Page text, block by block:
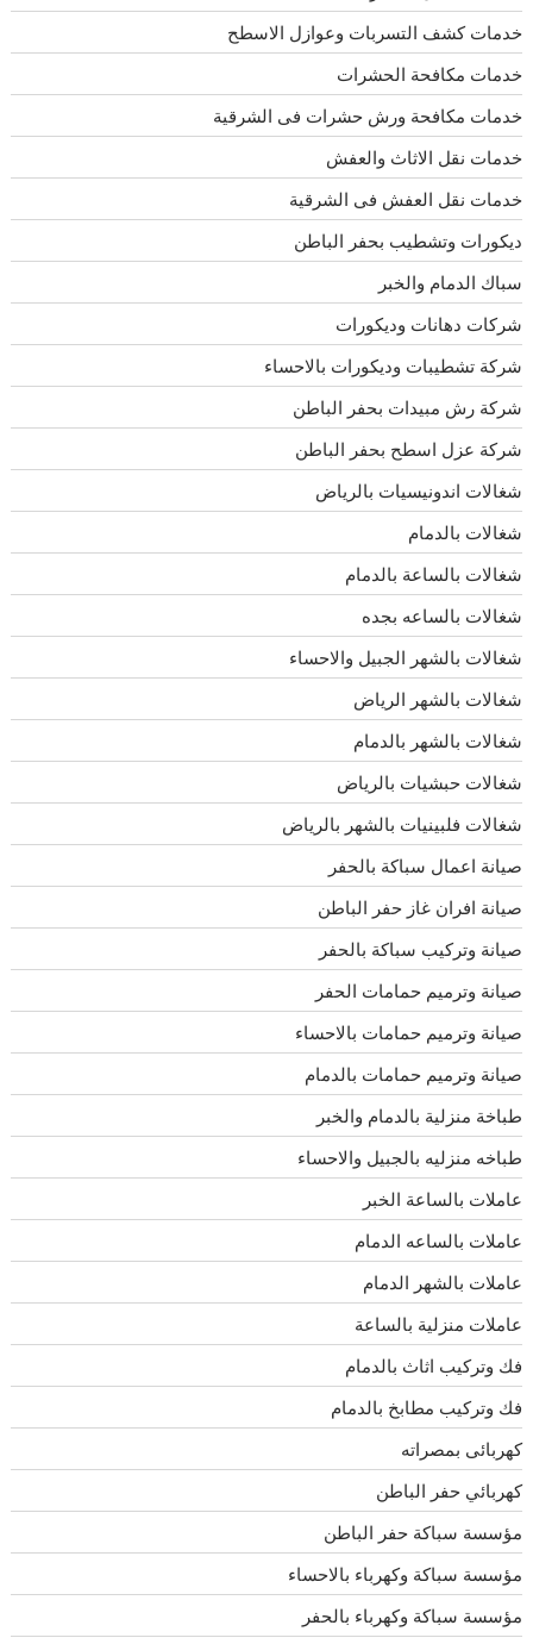
خدمات كشف التسربات وعوازل الاسطح
خدمات مكافحة الحشرات
خدمات مكافحة ورش حشرات فى الشرقية
خدمات نقل الاثاث والعفش
خدمات نقل العفش فى الشرقية
ديكورات وتشطيب بحفر الباطن
سباك الدمام والخبر
شركات دهانات وديكورات
شركة تشطيبات وديكورات بالاحساء
شركة رش مبيدات بحفر الباطن
شركة عزل اسطح بحفر الباطن
شغالات اندونيسيات بالرياض
شغالات بالدمام
شغالات بالساعة بالدمام
شغالات بالساعه بجده
شغالات بالشهر الجبيل والاحساء
شغالات بالشهر الرياض
شغالات بالشهر بالدمام
شغالات حبشيات بالرياض
شغالات فلبينيات بالشهر بالرياض
صيانة اعمال سباكة بالحفر
صيانة افران غاز حفر الباطن
صيانة وتركيب سباكة بالحفر
صيانة وترميم حمامات الحفر
صيانة وترميم حمامات بالاحساء
صيانة وترميم حمامات بالدمام
طباخة منزلية بالدمام والخبر
طباخه منزليه بالجبيل والاحساء
عاملات بالساعة الخبر
عاملات بالساعه الدمام
عاملات بالشهر الدمام
عاملات منزلية بالساعة
فك وتركيب اثاث بالدمام
فك وتركيب مطابخ بالدمام
كهربائى بمصراته
كهربائي حفر الباطن
مؤسسة سباكة حفر الباطن
مؤسسة سباكة وكهرباء بالاحساء
مؤسسة سباكة وكهرباء بالحفر